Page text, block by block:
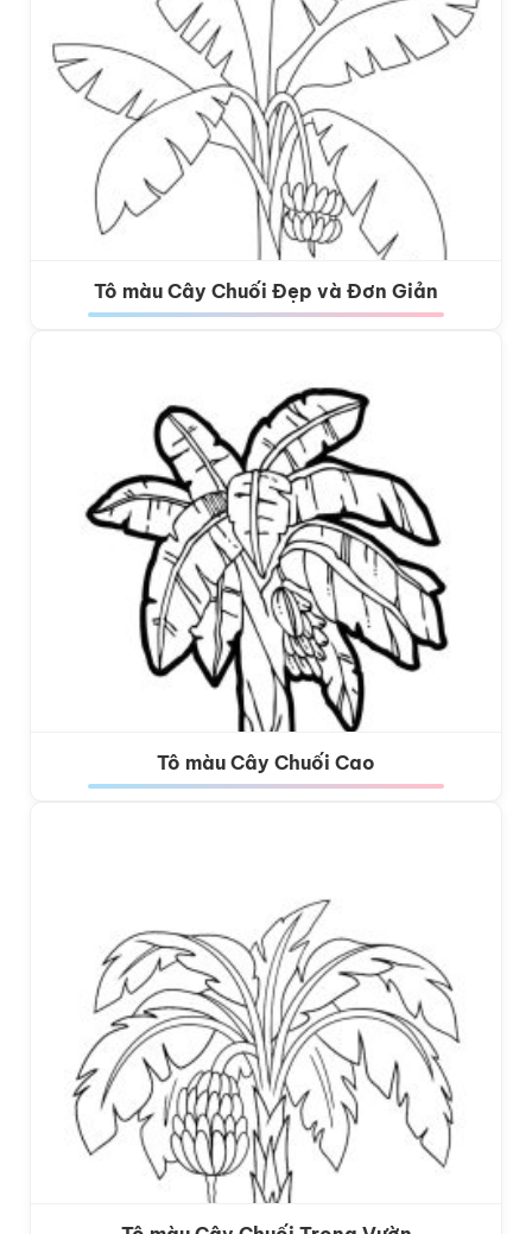
Tô màu Cây Chuối Đẹp và Đơn Giản
Tô màu Cây Chuối Cao